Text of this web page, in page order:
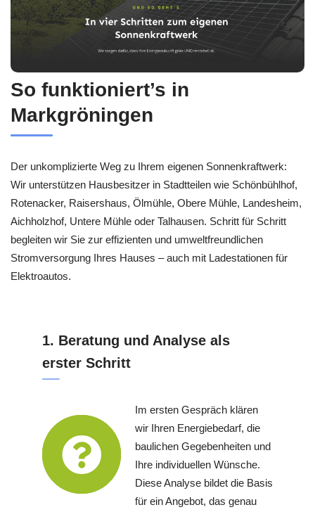
So funktioniert’s in
Markgröningen
Der unkomplizierte Weg zu Ihrem eigenen Sonnenkraftwerk:
Wir unterstützen Hausbesitzer in Stadtteilen wie Schönbühlhof,
Rotenacker, Raisershaus, Ölmühle, Obere Mühle, Landesheim,
Aichholzhof, Untere Mühle oder Talhausen. Schritt für Schritt
begleiten wir Sie zur effizienten und umweltfreundlichen
Stromversorgung Ihres Hauses – auch mit Ladestationen für
Elektroautos.
1. Beratung und Analyse als
erster Schritt
Im ersten Gespräch klären
wir Ihren Energiebedarf, die
baulichen Gegebenheiten und
Ihre individuellen Wünsche.
Diese Analyse bildet die Basis
für ein Angebot, das genau